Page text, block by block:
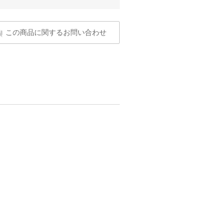
この商品に関するお問い合わせ